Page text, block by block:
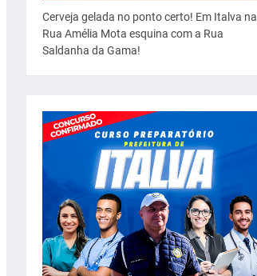
Cerveja gelada no ponto certo! Em Italva na
Rua Amélia Mota esquina com a Rua
Saldanha da Gama!